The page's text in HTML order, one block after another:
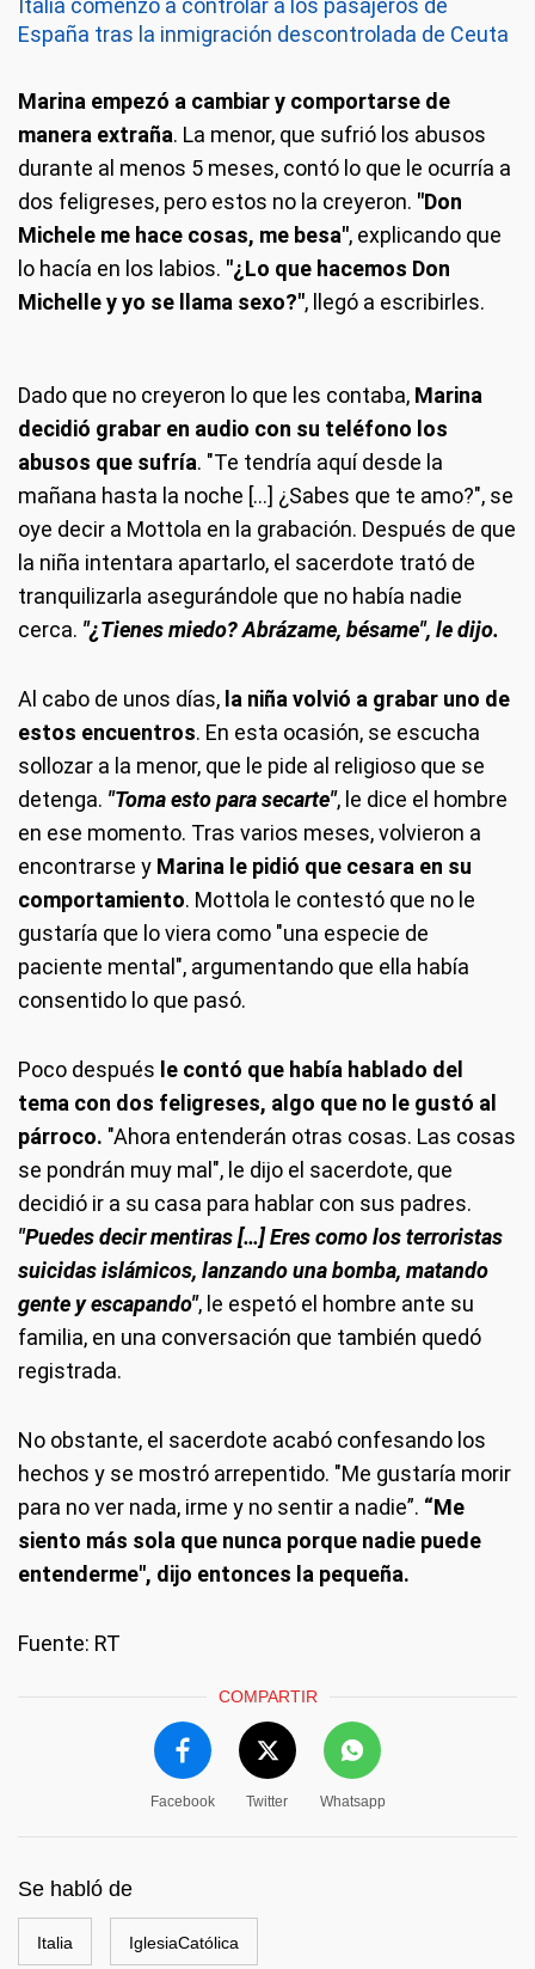
Italia comenzó a controlar a los pasajeros de
España tras la inmigración descontrolada de Ceuta
Marina empezó a cambiar y comportarse de
manera extraña. La menor, que sufrió los abusos
durante al menos 5 meses, contó lo que le ocurría a
dos feligreses, pero estos no la creyeron. "Don
Michele me hace cosas, me besa", explicando que
lo hacía en los labios. "¿Lo que hacemos Don
Michelle y yo se llama sexo?", llegó a escribirles.
Dado que no creyeron lo que les contaba, Marina
decidió grabar en audio con su teléfono los
abusos que sufría. "Te tendría aquí desde la
mañana hasta la noche […] ¿Sabes que te amo?", se
oye decir a Mottola en la grabación. Después de que
la niña intentara apartarlo, el sacerdote trató de
tranquilizarla asegurándole que no había nadie
cerca. "¿Tienes miedo? Abrázame, bésame", le dijo.
Al cabo de unos días, la niña volvió a grabar uno de
estos encuentros. En esta ocasión, se escucha
sollozar a la menor, que le pide al religioso que se
detenga. "Toma esto para secarte", le dice el hombre
en ese momento. Tras varios meses, volvieron a
encontrarse y Marina le pidió que cesara en su
comportamiento. Mottola le contestó que no le
gustaría que lo viera como "una especie de
paciente mental", argumentando que ella había
consentido lo que pasó.
Poco después le contó que había hablado del
tema con dos feligreses, algo que no le gustó al
párroco. "Ahora entenderán otras cosas. Las cosas
se pondrán muy mal", le dijo el sacerdote, que
decidió ir a su casa para hablar con sus padres.
"Puedes decir mentiras […] Eres como los terroristas
suicidas islámicos, lanzando una bomba, matando
gente y escapando", le espetó el hombre ante su
familia, en una conversación que también quedó
registrada.
No obstante, el sacerdote acabó confesando los
hechos y se mostró arrepentido. "Me gustaría morir
para no ver nada, irme y no sentir a nadie”. “Me
siento más sola que nunca porque nadie puede
entenderme", dijo entonces la pequeña.
Fuente: RT
COMPARTIR
Facebook Twitter Whatsapp
Se habló de
Italia IglesiaCatólica